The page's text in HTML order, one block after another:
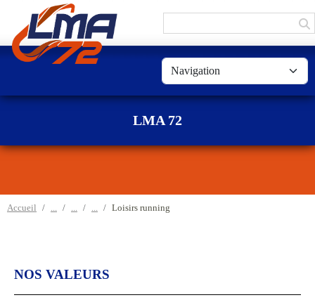
LMA 72
Accueil Loisirs running
NOS VALEURS
Panneau de gestion des cookies